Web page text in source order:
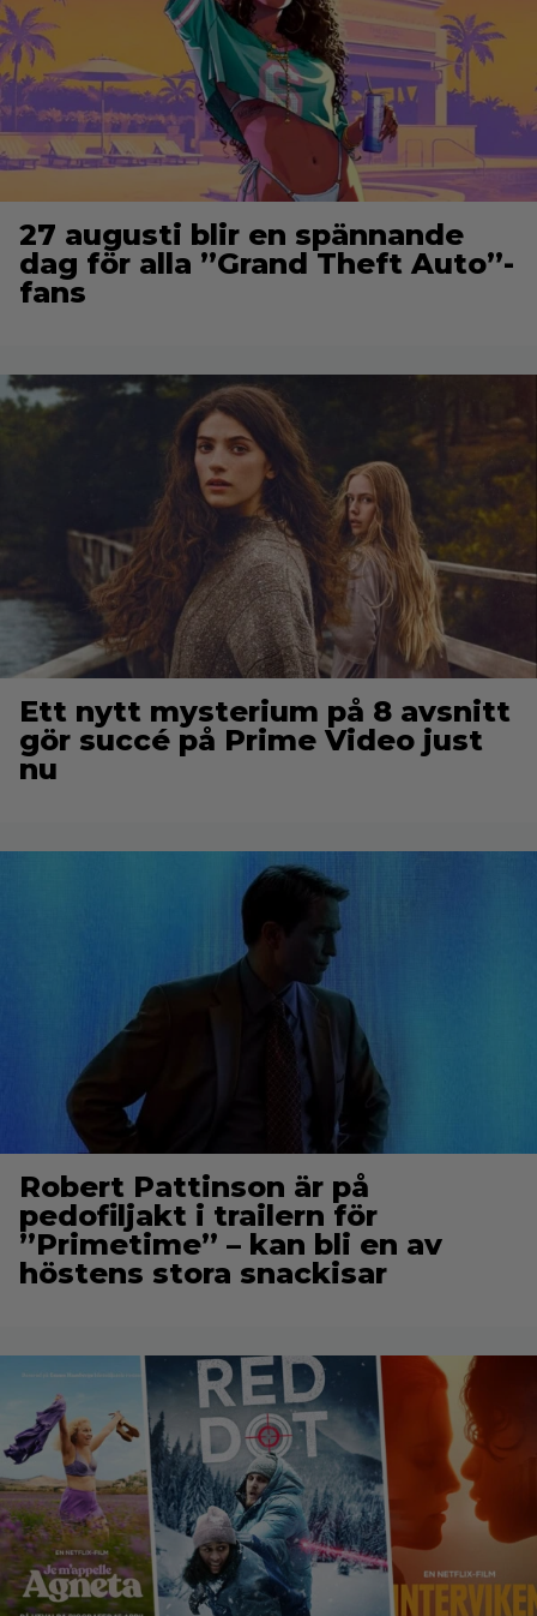
27 augusti blir en spännande
dag för alla ”Grand Theft Auto”-
fans
Ett nytt mysterium på 8 avsnitt
gör succé på Prime Video just
nu
Robert Pattinson är på
pedofiljakt i trailern för
”Primetime” – kan bli en av
höstens stora snackisar